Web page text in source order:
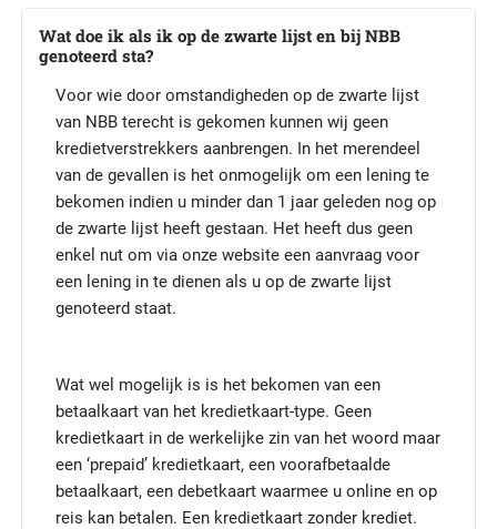
Wat doe ik als ik op de zwarte lijst en bij NBB
genoteerd sta?
Voor wie door omstandigheden op de zwarte lijst
van NBB terecht is gekomen kunnen wij geen
kredietverstrekkers aanbrengen. In het merendeel
van de gevallen is het onmogelijk om een lening te
bekomen indien u minder dan 1 jaar geleden nog op
de zwarte lijst heeft gestaan. Het heeft dus geen
enkel nut om via onze website een aanvraag voor
een lening in te dienen als u op de zwarte lijst
genoteerd staat.
Wat wel mogelijk is is het bekomen van een
betaalkaart van het kredietkaart-type. Geen
kredietkaart in de werkelijke zin van het woord maar
een ‘prepaid’ kredietkaart, een voorafbetaalde
betaalkaart, een debetkaart waarmee u online en op
reis kan betalen. Een kredietkaart zonder krediet.